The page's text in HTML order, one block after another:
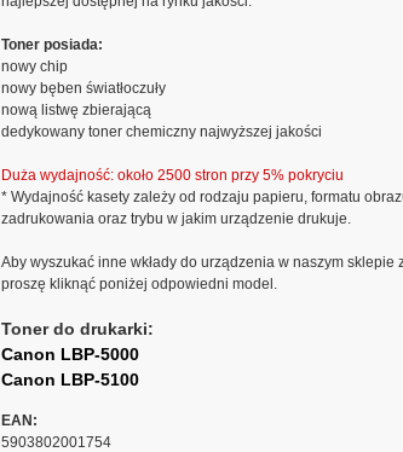
Toner posiada:
nowy chip
nowy bęben światłoczuły
nową listwę zbierającą
dedykowany toner chemiczny najwyższej jakości
Duża wydajność: około 2500 stron przy 5% pokryciu
* Wydajność kasety zależy od rodzaju papieru, formatu
zadrukowania oraz trybu w jakim urządzenie drukuje.
Aby wyszukać inne wkłady do urządzenia w naszym sklepie
proszę kliknąć poniżej odpowiedni model.
Toner do drukarki:
Canon LBP-5000
Canon LBP-5100
EAN:
5903802001754